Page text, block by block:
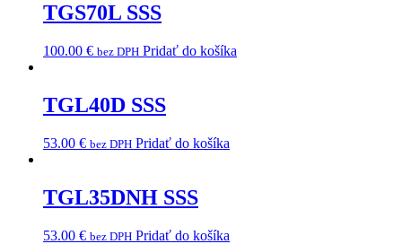
TGS70L SSS
100.00 € bez DPH Pridať do košíka
TGL40D SSS
53.00 € bez DPH Pridať do košíka
TGL35DNH SSS
53.00 € bez DPH Pridať do košíka